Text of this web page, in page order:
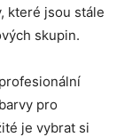
které jsou stále
skupin.
pro
je vybrat si